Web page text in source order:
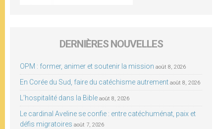
DERNIÈRES NOUVELLES
OPM : former, animer et soutenir la mission août 8, 2026
En Corée du Sud, faire du catéchisme autrement août 8, 2026
L’hospitalité dans la Bible août 8, 2026
Le cardinal Aveline se confie : entre catéchuménat, paix et
défis migratoires août 7, 2026